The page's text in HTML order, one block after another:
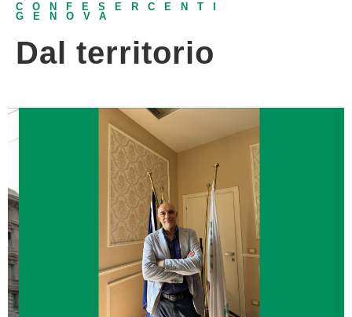
CONFESERCENTI
GENOVA
Dal territorio